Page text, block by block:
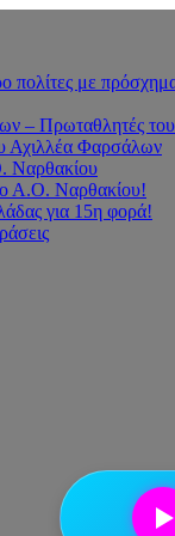
με πρόσχημα
Πρωταθλητές
Αχιλλέα Φαρσάλων
Ναρθακίου
ο Α.Ο. Ναρθακίου!
για 15η φορά!